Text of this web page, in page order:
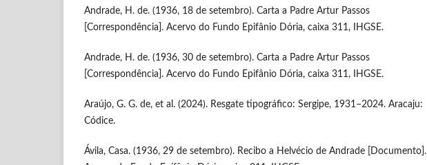
Andrade, H. de. (1936, 18 de setembro). Carta a Padre Artur Passos
[Correspondência]. Acervo do Fundo Epifânio Dória, caixa 311, IHGSE.
Andrade, H. de. (1936, 30 de setembro). Carta a Padre Artur Passos
[Correspondência]. Acervo do Fundo Epifânio Dória, caixa 311, IHGSE.
Araújo, G. G. de, et al. (2024). Resgate tipográfico: Sergipe, 1931–2024. Aracaju:
Códice.
Ávila, Casa. (1936, 29 de setembro). Recibo a Helvécio de Andrade [Documento].